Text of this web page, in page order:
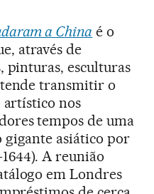
a China é o
através de
pinturas, esculturas
transmitir o
nos
tempos de uma
gigante asiático por
A reunião
em Londres